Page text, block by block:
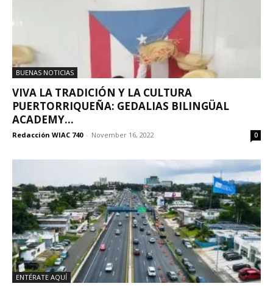
BUENAS NOTICIAS
VIVA LA TRADICIÓN Y LA CULTURA
PUERTORRIQUEÑA: GEDALIAS BILINGÜAL
ACADEMY...
Redacción WIAC 740 - November 16, 2022 0
ENTÉRATE AQUÍ